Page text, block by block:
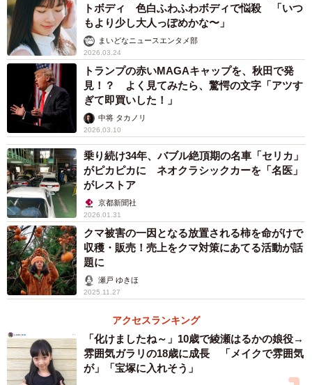
トボディ 色白ふわふわボディで悩殺 「いつ
もより少し大人っぽめかな〜」
まいどなニュースエンタメ部
2026.03.24
トランプの赤いMAGAキャップを、秋田で発
見！？ よく見てみたら、驚愕の文字「アツす
ぎて即買いした！」
中将 タカノリ
2026.03.10
乗り続け34年、バブル絶頂期の名車「セリカ」
がピカピカに ネオクラシックカーを「名医」
がレストア
京都新聞社
2026.01.31
クマ被害の一因となる放置される柿を命がけで
収穫・販売！売上をクマ対策にあてる活動が話
題に
瀬戸 ゆきほ
2025.11.27
アクセスランキング
「化けましたね～」10歳で綾瀬はるかの娘役→
雰囲気ガラリの18歳に成長 「メイクで雰囲気
が」「宝塚に入れそう」